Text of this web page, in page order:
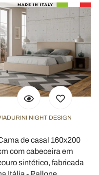
NIGHT DESIGN
de casal 160x200
com cabeceira em
sintético, fabricada